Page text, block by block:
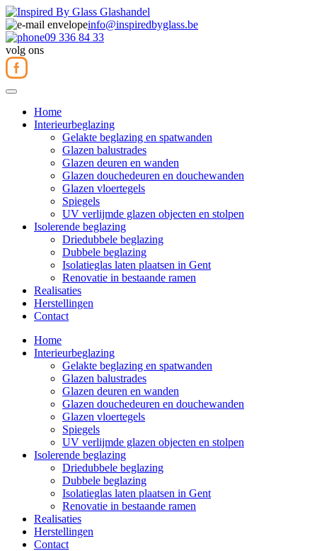
info@inspiredbyglass.be
09 336 84 33
volg ons
Home
Interieurbeglazing
Gelakte beglazing en spatwanden
Glazen balustrades
Glazen deuren en wanden
Glazen douchedeuren en douchewanden
Glazen vloertegels
Spiegels
UV verlijmde glazen objecten en stolpen
Isolerende beglazing
Driedubbele beglazing
Dubbele beglazing
Isolatieglas laten plaatsen in Gent
Renovatie in bestaande ramen
Realisaties
Herstellingen
Contact
Home
Interieurbeglazing
Gelakte beglazing en spatwanden
Glazen balustrades
Glazen deuren en wanden
Glazen douchedeuren en douchewanden
Glazen vloertegels
Spiegels
UV verlijmde glazen objecten en stolpen
Isolerende beglazing
Driedubbele beglazing
Dubbele beglazing
Isolatieglas laten plaatsen in Gent
Renovatie in bestaande ramen
Realisaties
Herstellingen
Contact